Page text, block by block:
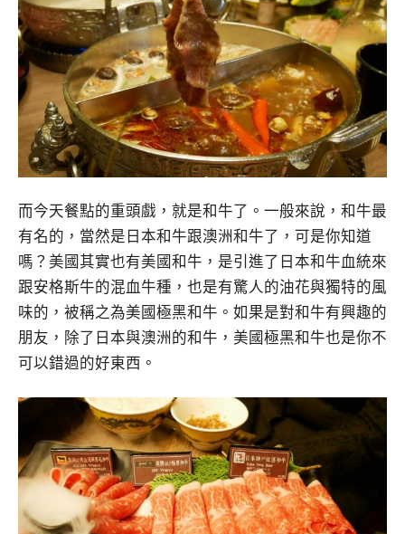
而今天餐點的重頭戲，就是和牛了。一般來說，和牛最
有名的，當然是日本和牛跟澳洲和牛了，可是你知道
嗎？美國其實也有美國和牛，是引進了日本和牛血統來
跟安格斯牛的混血牛種，也是有驚人的油花與獨特的風
味的，被稱之為美國極黑和牛。如果是對和牛有興趣的
朋友，除了日本與澳洲的和牛，美國極黑和牛也是你不
可以錯過的好東西。